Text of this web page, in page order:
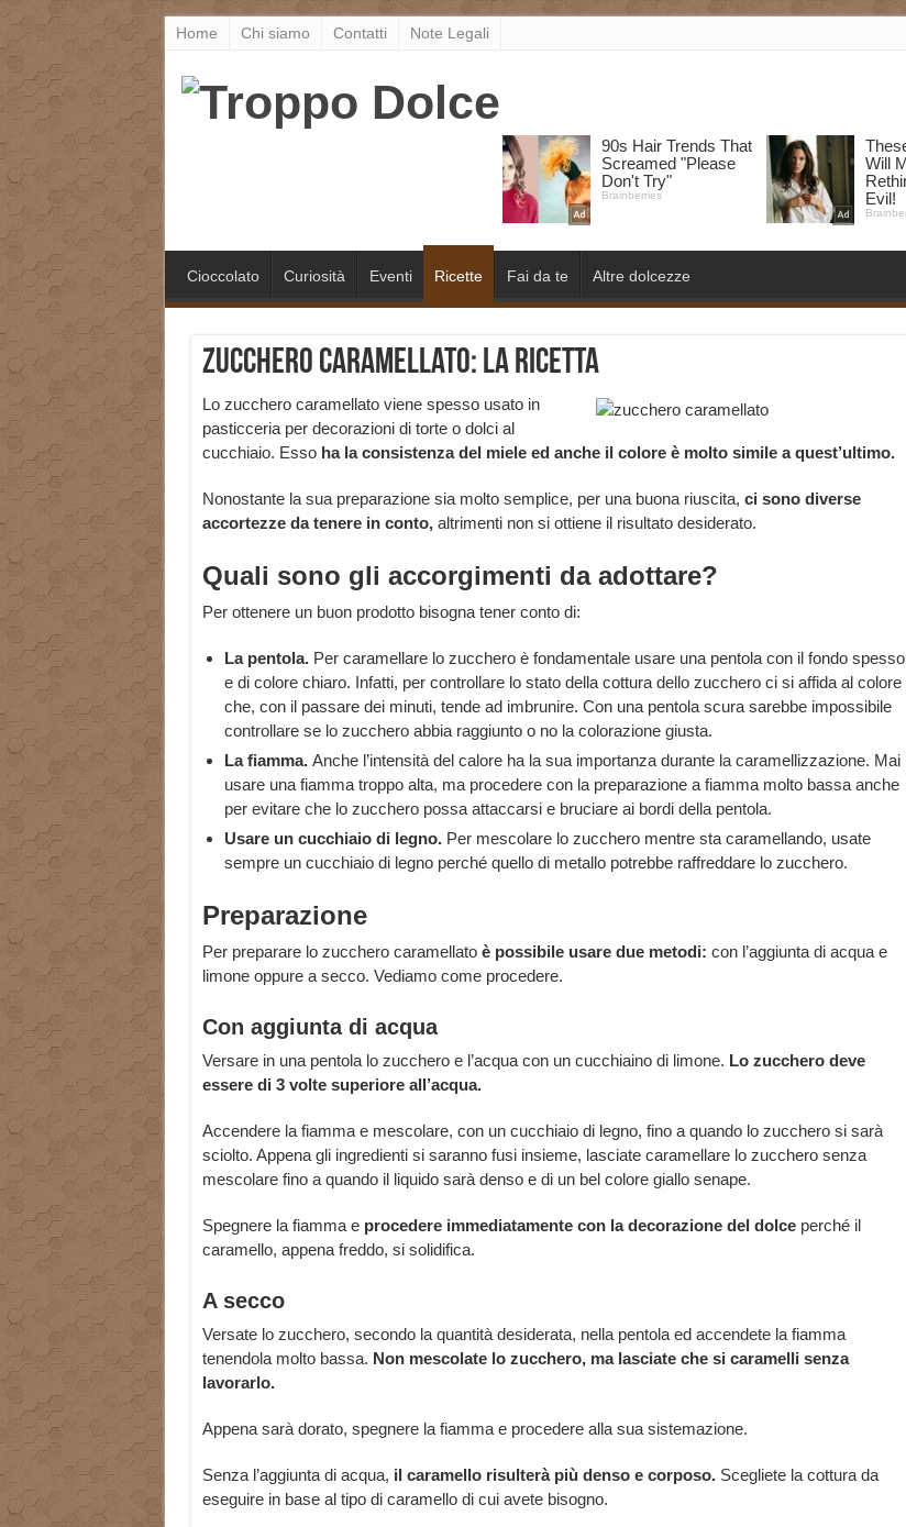
Home Chi siamo Contatti Note Legali
Cioccolato Curiosità Eventi Ricette Fai da te Altre dolcezze
Zucchero Caramellato: la Ricetta
Lo zucchero caramellato viene spesso usato in
pasticceria per decorazioni di torte o dolci al
cucchiaio. Essoha la consistenza del miele ed anche il colore è molto simile a quest’ultimo.
Nonostante la sua preparazione sia molto semplice, per una buona riuscita, ci sono diverse
accortezze da tenere in conto, altrimenti non si ottiene il risultato desiderato.
Quali sono gli accorgimenti da adottare?
Per ottenere un buon prodotto bisogna tener conto di:
La pentola. Per caramellare lo zucchero è fondamentale usare una pentola con il fondo spesso
e di colore chiaro. Infatti, per controllare lo stato della cottura dello zucchero ci si affida al colore
che, con il passare dei minuti, tende ad imbrunire. Con una pentola scura sarebbe impossibile
controllare se lo zucchero abbia raggiunto o no la colorazione giusta.
La fiamma. Anche l’intensità del calore ha la sua importanza durante la caramellizzazione. Mai
usare una fiamma troppo alta, ma procedere con la preparazione a fiamma molto bassa anche
per evitare che lo zucchero possa attaccarsi e bruciare ai bordi della pentola.
Usare un cucchiaio di legno. Per mescolare lo zucchero mentre sta caramellando, usate
sempre un cucchiaio di legno perché quello di metallo potrebbe raffreddare lo zucchero.
Preparazione
Per preparare lo zucchero caramellato è possibile usare due metodi: con l’aggiunta di acqua e
limone oppure a secco. Vediamo come procedere.
Con aggiunta di acqua
Versare in una pentola lo zucchero e l’acqua con un cucchiaino di limone. Lo zucchero deve
essere di 3 volte superiore all’acqua.
Accendere la fiamma e mescolare, con un cucchiaio di legno, fino a quando lo zucchero si sarà
sciolto. Appena gli ingredienti si saranno fusi insieme, lasciate caramellare lo zucchero senza
mescolare fino a quando il liquido sarà denso e di un bel colore giallo senape.
Spegnere la fiamma eprocedere immediatamente con la decorazione del dolceperché il
caramello, appena freddo, si solidifica.
A secco
Versate lo zucchero, secondo la quantità desiderata, nella pentola ed accendete la fiamma
tenendola molto bassa. Non mescolate lo zucchero, ma lasciate che si caramelli senza
lavorarlo.
Appena sarà dorato, spegnere la fiamma e procedere alla sua sistemazione.
Senza l’aggiunta di acqua, il caramello risulterà più denso e corposo.Scegliete la cottura da
eseguire in base al tipo di caramello di cui avete bisogno.